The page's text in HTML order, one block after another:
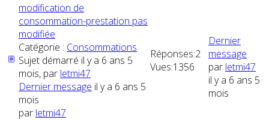
modification de
consommation-prestation pas
modifiée
Catégorie : Consommations
Sujet démarré il y a 6 ans 5
mois, par letmi47
Dernier message il y a 6 ans 5
mois
par letmi47
Réponses:2
Vues:1356
Dernier
message
par letmi47
il y a 6 ans 5
mois